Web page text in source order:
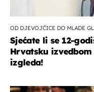
OD DJEVOJČICE DO MLADE
Sjećate li se 12-
Hrvatsku izvedbom
izgleda!